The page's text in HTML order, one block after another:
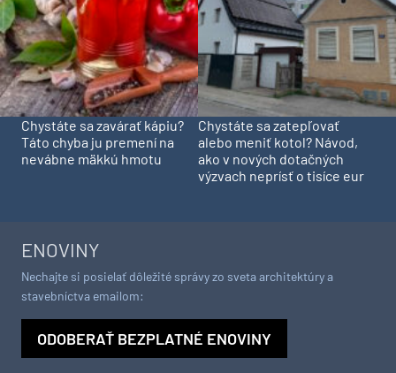
Chystáte sa zavárať kápiu?
Táto chyba ju premení na
nevábne mäkkú hmotu
Chystáte sa zatepľovať
alebo meniť kotol? Návod,
ako v nových dotačných
výzvach neprísť o tisíce eur
ENOVINY
Nechajte si posielať dôležité správy zo sveta architektúry a
stavebníctva emailom:
ODOBERAŤ BEZPLATNÉ ENOVINY